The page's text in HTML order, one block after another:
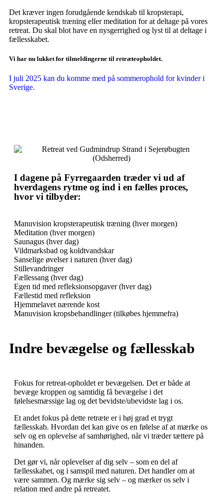
Det kræver ingen forudgående kendskab til kropsterapi,
kropsterapeutisk træning eller meditation for at deltage på vores
retreat. Du skal blot have en nysgerrighed og lyst til at deltage i
fællesskabet.
Vi har nu lukket for tilmeldingerne til retræteopholdet.
I juli 2025 kan du komme med på sommerophold for kvinder i
Sverige.
I dagene på Fyrregaarden træder vi ud af
hverdagens rytme og ind i en fælles proces,
hvor vi tilbyder:
Manuvision kropsterapeutisk træning (hver morgen)
Meditation (hver morgen)
Saunagus (hver dag)
Vildmarksbad og koldtvandskar
Sanselige øvelser i naturen (hver dag)
Stillevandringer
Fællessang (hver dag)
Egen tid med refleksionsopgaver (hver dag)
Fællestid med refleksion
Hjemmelavet nærende kost
Manuvision kropsbehandlinger (tilkøbes hjemmefra)
Indre bevægelse og fællesskab
Fokus for retreat-opholdet er bevægelsen. Det er både at
bevæge kroppen og samtidig få bevægelse i det
følelsesmæssige lag og det bevidste/ubevidste lag i os.
Et andet fokus på dette retræte er i høj grad et trygt
fællesskab. Hvordan det kan give os en følelse af at mærke os
selv og en oplevelse af samhørighed, når vi træder tættere på
hinanden.
Det gør vi, når oplevelser af dig selv – som en del af
fællesskabet, og i samspil med naturen. Det handler om at
være sammen. Og mærke sig selv – og mærker os selv i
relation med andre på retreatet.